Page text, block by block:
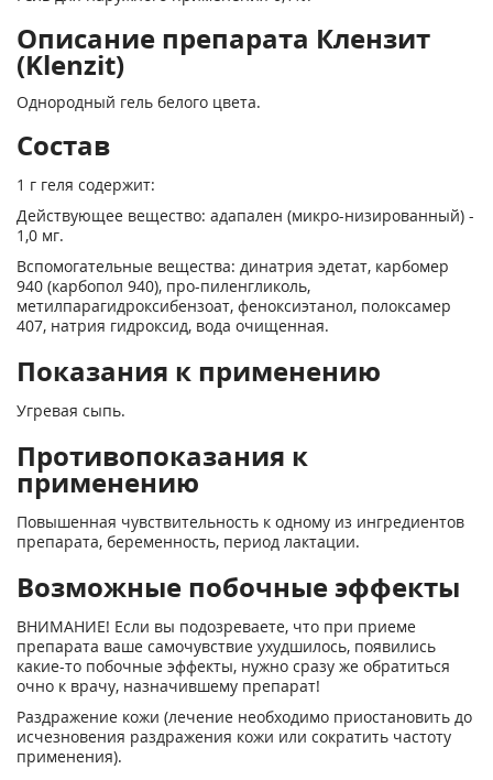
Описание препарата Клензит
(Klenzit)
Однородный гель белого цвета.
Состав
1 г геля содержит:
Действующее вещество: адапален (микро-низированный) -
1,0 мг.
Вспомогательные вещества: динатрия эдетат, карбомер
940 (карбопол 940), про-пиленгликоль,
метилпарагидроксибензоат, феноксиэтанол, полоксамер
407, натрия гидроксид, вода очищенная.
Показания к применению
Угревая сыпь.
Противопоказания к
применению
Повышенная чувствительность к одному из ингредиентов
препарата, беременность, период лактации.
Возможные побочные эффекты
ВНИМАНИЕ! Если вы подозреваете, что при приеме
препарата ваше самочувствие ухудшилось, появились
какие-то побочные эффекты, нужно сразу же обратиться
очно к врачу, назначившему препарат!
Раздражение кожи (лечение необходимо приостановить до
исчезновения раздражения кожи или сократить частоту
применения).